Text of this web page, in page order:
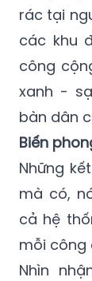
rác tại
các khu
công
xanh -
bàn dân
Biến
Những
mà có,
cả hệ
mỗi công
Nhìn